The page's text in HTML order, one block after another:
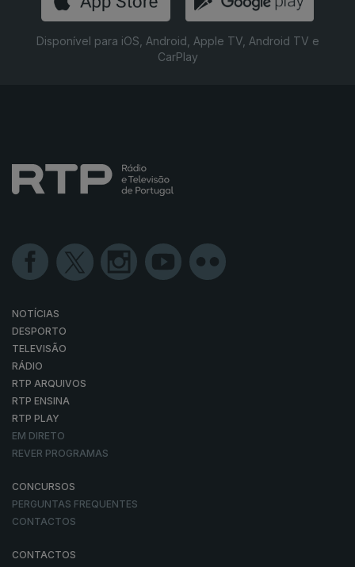
Disponível para iOS, Android, Apple TV, Android TV e
CarPlay
NOTÍCIAS
DESPORTO
TELEVISÃO
RÁDIO
RTP ARQUIVOS
RTP ENSINA
RTP PLAY
EM DIRETO
REVER PROGRAMAS
CONCURSOS
PERGUNTAS FREQUENTES
CONTACTOS
CONTACTOS